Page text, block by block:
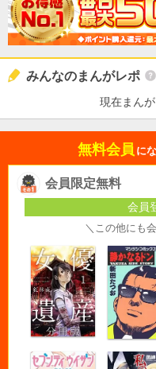
みんなのまんがレポ
現在まん
無料会員 に
会員限定無料
会員
＼この他にも